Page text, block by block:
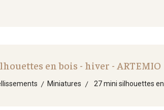
en bois - hiver - ARTEMIO
Miniatures 27 mini silhouettes